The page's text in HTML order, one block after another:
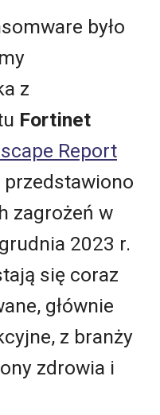
było
z
Fortinet
Report
przedstawiono
zagrożeń w
2023 r.
się coraz
głównie
z branży
zdrowia i